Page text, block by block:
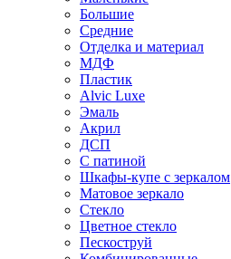
Большие
Средние
Отделка и материал
МДФ
Пластик
Alvic Luxe
Эмаль
Акрил
ДСП
С патиной
Шкафы-купе с зеркалом
Матовое зеркало
Стекло
Цветное стекло
Пескоструй